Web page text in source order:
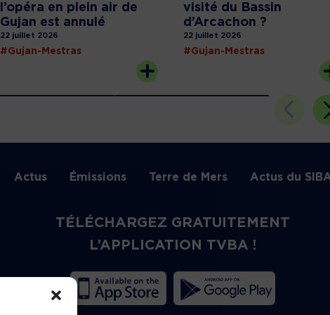
l’opéra en plein air de
Gujan est annulé
22 juillet 2026
#Gujan-Mestras
visité du Bassin
d’Arcachon ?
22 juillet 2026
#Gujan-Mestras
Actus Émissions Terre de Mers Actus du
TÉLÉCHARGEZ GRATUITEMENT
L’APPLICATION TVBA !